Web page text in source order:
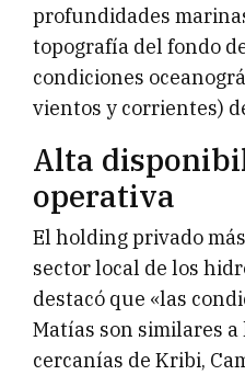
profundidades
topografía del fondo
condiciones
vientos y corrientes)
Alta
operativa
El holding privado
sector local de los
destacó que «las
Matías son similares
cercanías de Kribi,